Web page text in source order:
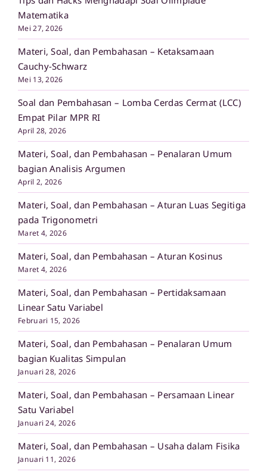
Matematika
Mei 27, 2026
Materi, Soal, dan Pembahasan – Ketaksamaan
Cauchy-Schwarz
Mei 13, 2026
Soal dan Pembahasan – Lomba Cerdas Cermat (LCC)
Empat Pilar MPR RI
April 28, 2026
Materi, Soal, dan Pembahasan – Penalaran Umum
bagian Analisis Argumen
April 2, 2026
Materi, Soal, dan Pembahasan – Aturan Luas Segitiga
pada Trigonometri
Maret 4, 2026
Materi, Soal, dan Pembahasan – Aturan Kosinus
Maret 4, 2026
Materi, Soal, dan Pembahasan – Pertidaksamaan
Linear Satu Variabel
Februari 15, 2026
Materi, Soal, dan Pembahasan – Penalaran Umum
bagian Kualitas Simpulan
Januari 28, 2026
Materi, Soal, dan Pembahasan – Persamaan Linear
Satu Variabel
Januari 24, 2026
Materi, Soal, dan Pembahasan – Usaha dalam Fisika
Januari 11, 2026